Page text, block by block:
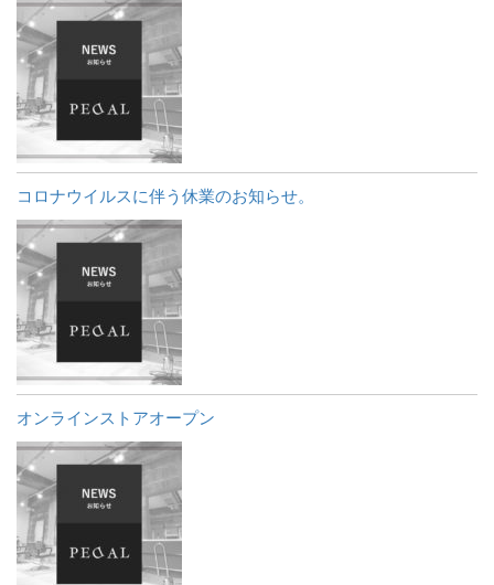
コロナウイルスに伴う休業のお知らせ。
オンラインストアオープン